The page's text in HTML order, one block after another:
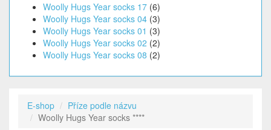
Woolly Hugs Year socks 17 (6)
Woolly Hugs Year socks 04 (3)
Woolly Hugs Year socks 01 (3)
Woolly Hugs Year socks 02 (2)
Woolly Hugs Year socks 08 (2)
E-shop
Příze podle názvu
Woolly Hugs Year socks ****